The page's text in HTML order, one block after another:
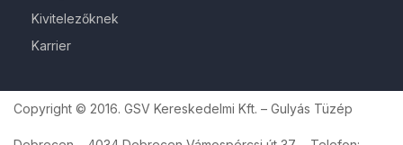
Kivitelezőknek
Karrier
Copyright © 2016. GSV Kereskedelmi Kft. – Gulyás Tüzép